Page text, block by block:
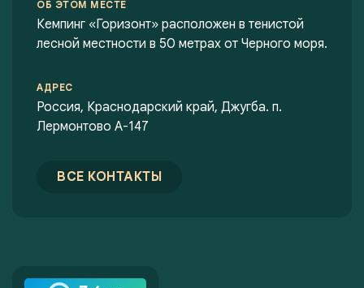
ОБ ЭТОМ МЕСТЕ
Кемпинг «Горизонт» расположен в тенистой
лесной местности в 50 метрах от Черного моря.
АДРЕС
Россия, Краснодарский край, Джугба. п.
Лермонтово А-147
ВСЕ КОНТАКТЫ